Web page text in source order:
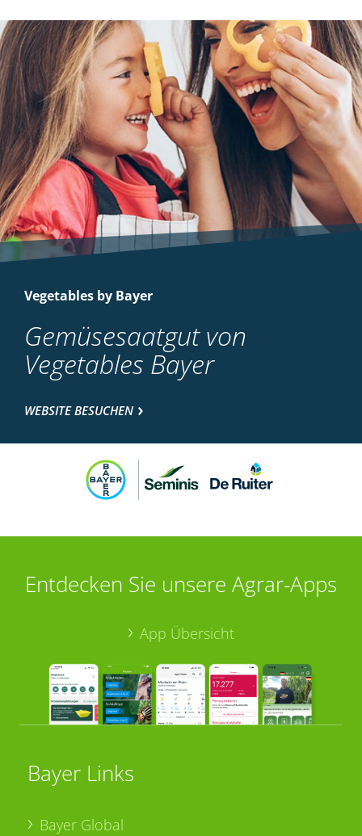
Vegetables by Bayer
Gemüsesaatgut von
Vegetables Bayer
WEBSITE BESUCHEN
Entdecken Sie unsere Agrar-Apps
App Übersicht
Bayer Links
Bayer Global